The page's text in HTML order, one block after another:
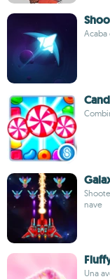
Acaba
nave
Una